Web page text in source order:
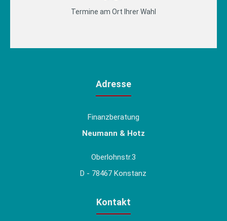
Termine am Ort Ihrer Wahl
Adresse
Finanzberatung
Neumann & Hotz
Oberlohnstr.3
D - 78467 Konstanz
Kontakt